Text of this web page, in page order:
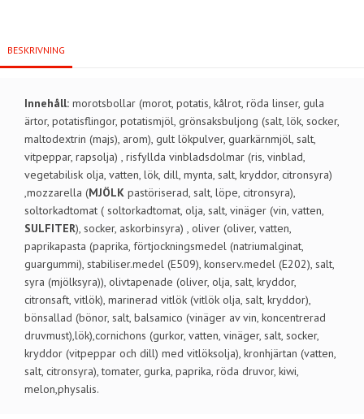
BESKRIVNING
Innehåll: morotsbollar (morot, potatis, kålrot, röda linser, gula
ärtor, potatisflingor, potatismjöl, grönsaksbuljong (salt, lök, socker,
maltodextrin (majs), arom), gult lökpulver, guarkärnmjöl, salt,
vitpeppar, rapsolja) , risfyllda vinbladsdolmar (ris, vinblad,
vegetabilisk olja, vatten, lök, dill, mynta, salt, kryddor, citronsyra)
,mozzarella (MJÖLK pastöriserad, salt, löpe, citronsyra),
soltorkadtomat ( soltorkadtomat, olja, salt, vinäger (vin, vatten,
SULFITER), socker, askorbinsyra) , oliver (oliver, vatten,
paprikapasta (paprika, förtjockningsmedel (natriumalginat,
guargummi), stabiliser.medel (E509), konserv.medel (E202), salt,
syra (mjölksyra)), olivtapenade (oliver, olja, salt, kryddor,
citronsaft, vitlök), marinerad vitlök (vitlök olja, salt, kryddor),
bönsallad (bönor, salt, balsamico (vinäger av vin, koncentrerad
druvmust),lök),cornichons (gurkor, vatten, vinäger, salt, socker,
kryddor (vitpeppar och dill) med vitlöksolja), kronhjärtan (vatten,
salt, citronsyra), tomater, gurka, paprika, röda druvor, kiwi,
melon,physalis.